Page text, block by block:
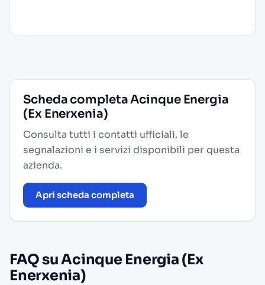
Scheda completa Acinque Energia
(Ex Enerxenia)
Consulta tutti i contatti ufficiali, le
segnalazioni e i servizi disponibili per questa
azienda.
Apri scheda completa
FAQ su Acinque Energia (Ex
Enerxenia)